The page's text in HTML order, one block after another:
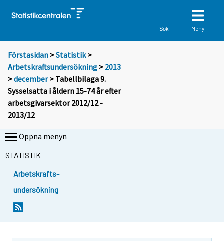
Sök Meny
Förstasidan >Statistik >
Arbetskraftsundersökning > 2013
>december> Tabellbilaga 9.
Sysselsatta i åldern 15-74 år efter
arbetsgivarsektor 2012/12 -
2013/12
Öppna menyn
STATISTIK
Arbetskrafts-
undersökning